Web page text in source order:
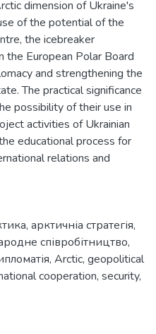
dimension of Ukraine's
of the potential of the
the icebreaker
the European Polar Board
and strengthening the
The practical significance
possibility of their use in
activities of Ukrainian
educational process for
relations and
, арктичніа стратегія,
співробітництво,
, Arctic, geopolitical
cooperation, security,